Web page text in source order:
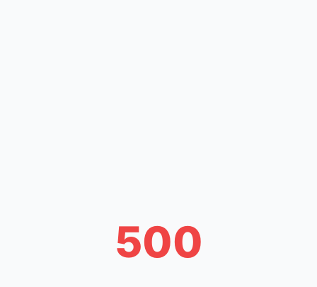
500